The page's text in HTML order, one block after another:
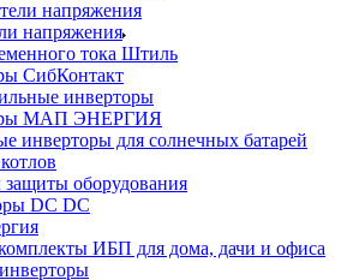
напряжения
тока Штиль
СибКонтакт
инверторы
МАП ЭНЕРГИЯ
инверторы для солнечных батарей
оборудования
DC DC
ИБП для дома, дачи и офиса